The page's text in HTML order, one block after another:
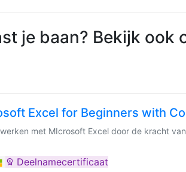
je baan? Bekijk ook
Excel for Beginners with
met MIcrosoft Excel door de kracht
workspace_premium Deelnamecertificaat